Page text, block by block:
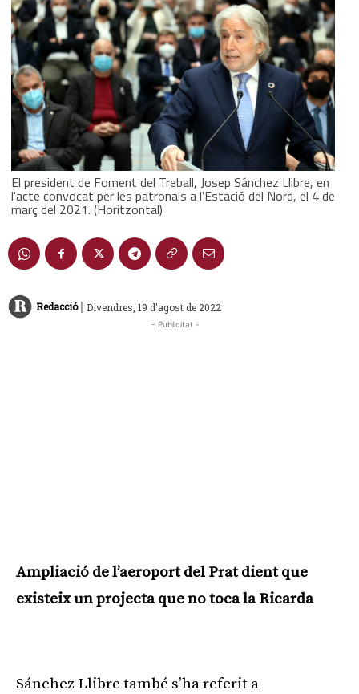
El president de Foment del Treball, Josep Sánchez Llibre, en
l'acte convocat per les patronals a l'Estació del Nord, el 4 de
març del 2021. (Horitzontal)
Redacció | Divendres, 19 d'agost de 2022
- Publicitat -
Ampliació de l’aeroport del Prat dient que
existeix un projecta que no toca la Ricarda
Sánchez Llibre també s’ha referit a